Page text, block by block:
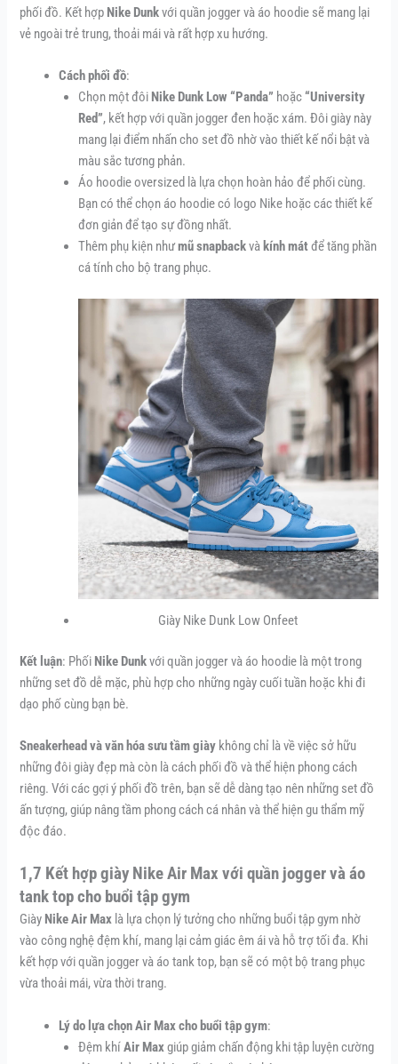
phối đồ. Kết hợp Nike Dunkvới quần jogger và áo hoodie sẽ mang lại
vẻ ngoài trẻ trung, thoải mái và rất hợp xu hướng.
Cách phối đồ:
Chọn một đôi Nike Dunk Low “Panda” hoặc “University
Red”, kết hợp với quần jogger đen hoặc xám. Đôi giày này
mang lại điểm nhấn cho set đồ nhờ vào thiết kế nổi bật và
màu sắc tương phản.
Áo hoodie oversized là lựa chọn hoàn hảo để phối cùng.
Bạn có thể chọn áo hoodie có logo Nike hoặc các thiết kế
đơn giản để tạo sự đồng nhất.
Thêm phụ kiện nhưmũ snapbackvà kính mátđể tăng phần
cá tính cho bộ trang phục.
Giày Nike Dunk Low Onfeet
Kết luận: Phối Nike Dunkvới quần jogger và áo hoodie là một trong
những set đồ dễ mặc, phù hợp cho những ngày cuối tuần hoặc khi đi
dạo phố cùng bạn bè.
Sneakerhead và văn hóa sưu tầm giày không chỉ là về việc sở hữu
những đôi giày đẹp mà còn là cách phối đồ và thể hiện phong cách
riêng. Với các gợi ý phối đồ trên, bạn sẽ dễ dàng tạo nên những set đồ
ấn tượng, giúp nâng tầm phong cách cá nhân và thể hiện gu thẩm mỹ
độc đáo.
1,7 Kết hợp giày Nike Air Max với quần jogger và áo
tank top cho buổi tập gym
Giày Nike Air Max là lựa chọn lý tưởng cho những buổi tập gym nhờ
vào công nghệ đệm khí, mang lại cảm giác êm ái và hỗ trợ tối đa. Khi
kết hợp với quần jogger và áo tank top, bạn sẽ có một bộ trang phục
vừa thoải mái, vừa thời trang.
Lý do lựa chọn Air Max cho buổi tập gym:
Đệm khíAir Maxgiúp giảm chấn động khi tập luyện cường